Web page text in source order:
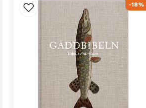
-18%